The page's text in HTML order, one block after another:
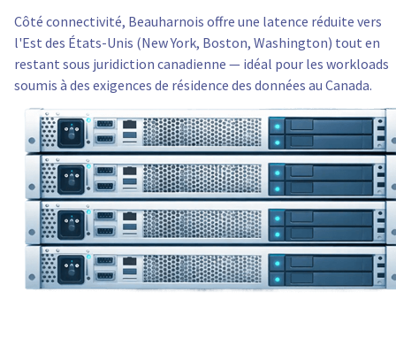
Côté connectivité, Beauharnois offre une latence réduite vers
l'Est des États-Unis (New York, Boston, Washington) tout en
restant sous juridiction canadienne — idéal pour les workloads
soumis à des exigences de résidence des données au Canada.